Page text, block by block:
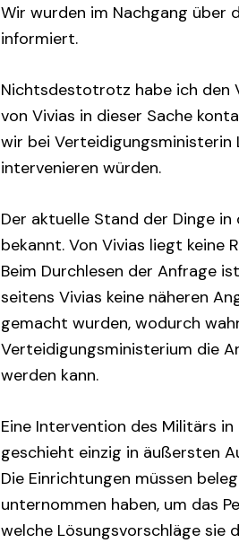
Wir wurden im Nachgang über
informiert.
Nichtsdestotrotz habe ich den
von Vivias in dieser Sache
wir bei Verteidigungsministerin
intervenieren würden.
Der aktuelle Stand der Dinge
bekannt. Von Vivias liegt keine
Beim Durchlesen der Anfrage
seitens Vivias keine näheren
gemacht wurden, wodurch
Verteidigungsministerium die
werden kann.
Eine Intervention des Militärs
geschieht einzig in äußersten
Die Einrichtungen müssen
unternommen haben, um das
welche Lösungsvorschläge sie